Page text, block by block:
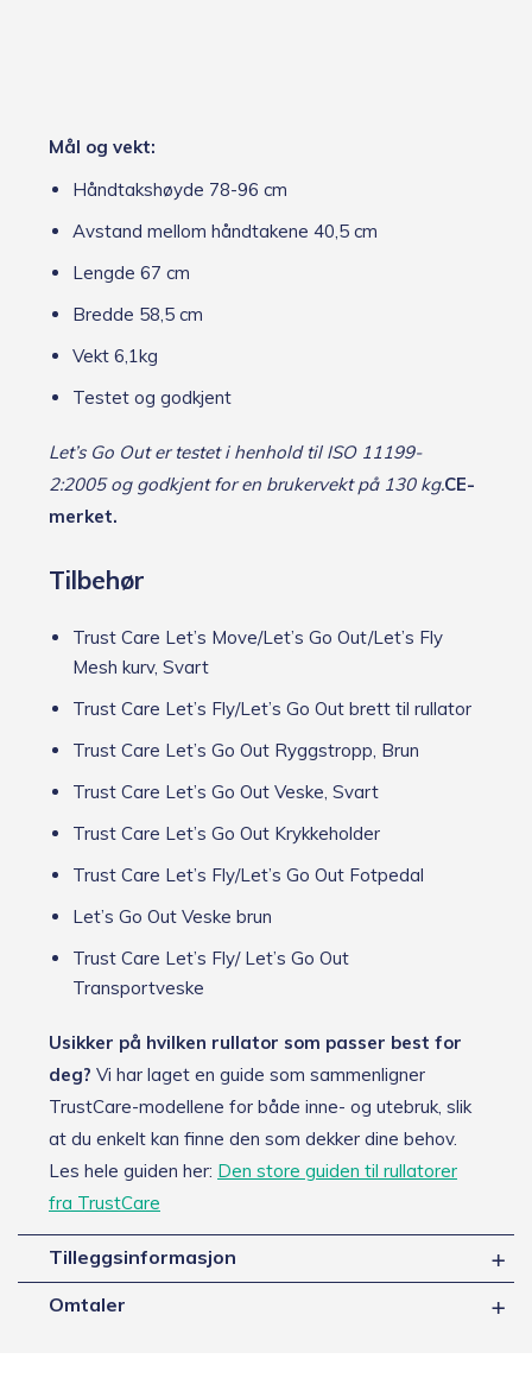
Mål og vekt:
Håndtakshøyde 78-96 cm
Avstand mellom håndtakene 40,5 cm
Lengde 67 cm
Bredde 58,5 cm
Vekt 6,1kg
Testet og godkjent
Let’s Go Out er testet i henhold til ISO 11199-
2:2005 og godkjent for en brukervekt på 130 kg.CE-
merket.
Tilbehør
Trust Care Let’s Move/Let’s Go Out/Let’s Fly
Mesh kurv, Svart
Trust Care Let’s Fly/Let’s Go Out brett til rullator
Trust Care Let’s Go Out Ryggstropp, Brun
Trust Care Let’s Go Out Veske, Svart
Trust Care Let’s Go Out Krykkeholder
Trust Care Let’s Fly/Let’s Go Out Fotpedal
Let’s Go Out Veske brun
Trust Care Let’s Fly/ Let’s Go Out
Transportveske
Usikker på hvilken rullator som passer best for
deg? Vi har laget en guide som sammenligner
TrustCare-modellene for både inne- og utebruk, slik
at du enkelt kan finne den som dekker dine behov.
Les hele guiden her: Den store guiden til rullatorer
fra TrustCare
Tilleggsinformasjon
Omtaler